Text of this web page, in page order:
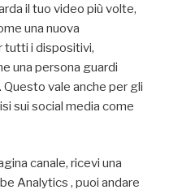
il tuo video più volte,
una nuova
tutti i dispositivi,
una persona guardi
vale anche per gli
sui social media come
canale, ricevi una
Analytics , puoi andare